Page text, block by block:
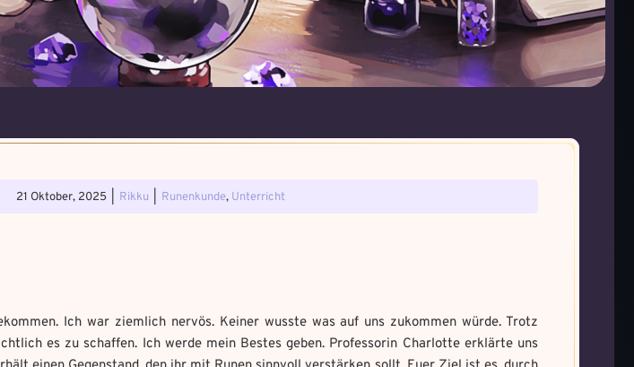
21 Oktober, 2025 Rikku Runenkunde, Unterricht
Ich war ziemlich nervös. Keiner wusste was auf uns zukommen würde. Trotz
es zu schaffen. Ich werde mein Bestes geben. Professorin Charlotte erklärte uns
Erforsche und banne den Fluch
Schwarze Magie gefunden!
Löse das Memory um Magie zu bannen
gefunden!